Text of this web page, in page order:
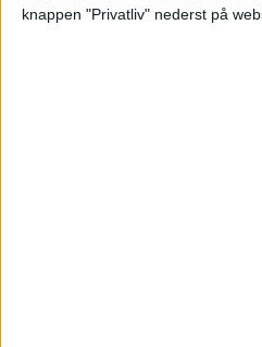
knappen "Privatliv" nederst på
HOTEL 2.093,-